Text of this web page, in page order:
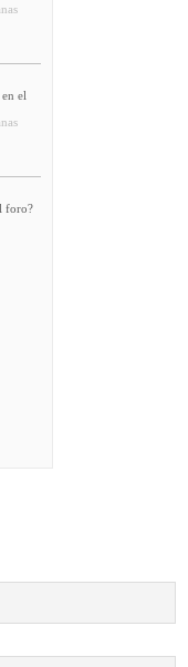
el
foro?